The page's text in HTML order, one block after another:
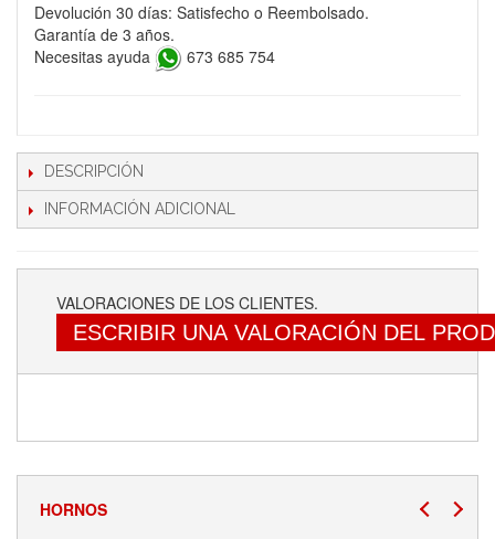
Devolución 30 días: Satisfecho o Reembolsado.
Garantía de 3 años.
Necesitas ayuda
673 685 754
DESCRIPCIÓN
INFORMACIÓN ADICIONAL
VALORACIONES DE LOS CLIENTES.
ESCRIBIR UNA VALORACIÓN DEL
HORNOS